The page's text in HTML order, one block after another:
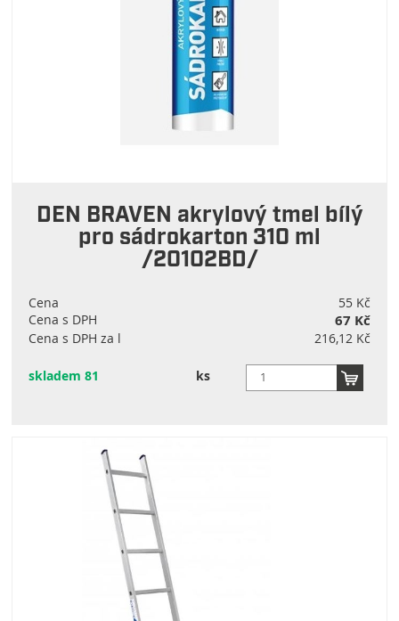
DEN BRAVEN akrylový tmel bílý
pro sádrokarton 310 ml
/20102BD/
Cena
55 Kč
Cena s DPH
67 Kč
Cena s DPH za l 216,12 Kč
skladem 81 ks